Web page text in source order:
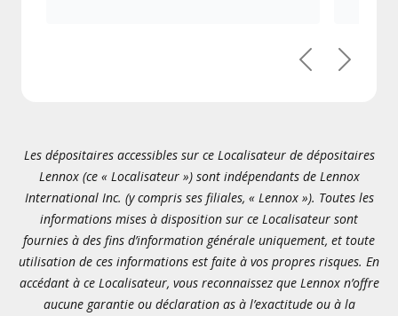
PrécédentSuivant
Les dépositaires accessibles sur ce Localisateur de dépositaires
Lennox (ce « Localisateur ») sont indépendants de Lennox
International Inc. (y compris ses filiales, « Lennox »). Toutes les
informations mises à disposition sur ce Localisateur sont
fournies à des fins d’information générale uniquement, et toute
utilisation de ces informations est faite à vos propres risques. En
accédant à ce Localisateur, vous reconnaissez que Lennox n’offre
aucune garantie ou déclaration as à l’exactitude ou à la